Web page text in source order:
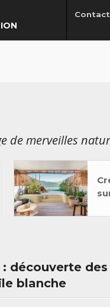
de merveilles
découverte des
blanche